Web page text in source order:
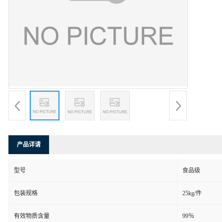
产品详请
型号 食品级
包装规格 25kg/件
有效物质含量 99％